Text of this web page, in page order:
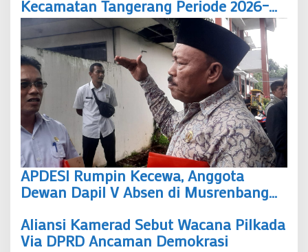
Kecamatan Tangerang Periode 2026–
2031
APDESI Rumpin Kecewa, Anggota
Dewan Dapil V Absen di Musrenbang
Aliansi Kamerad Sebut Wacana Pilkada
Via DPRD Ancaman Demokrasi